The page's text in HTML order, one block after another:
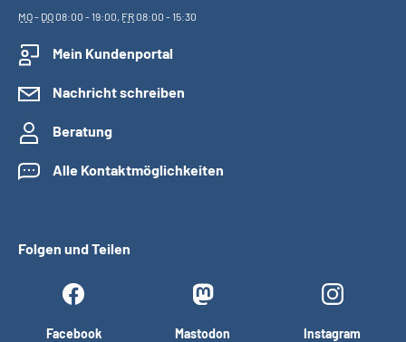
MO- DO08:00 - 19:00, FR08:00 - 15:30
Mein Kundenportal
Nachricht schreiben
Beratung
Alle Kontaktmöglichkeiten
Folgen und Teilen
Facebook Mastodon Instagram